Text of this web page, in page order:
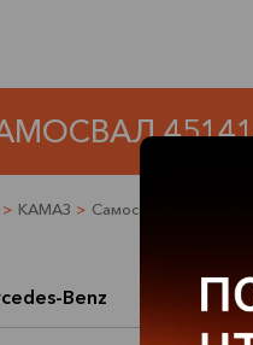
> КАМАЗ > Самосвалы
Benz